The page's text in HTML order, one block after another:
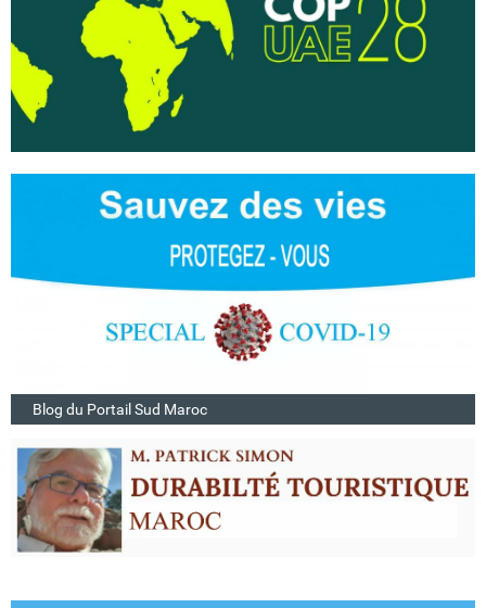
Blog du Portail Sud Maroc